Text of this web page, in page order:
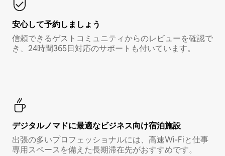
安心して予約しましょう
信頼できるゲストコミュニティからのレビューを確認で
き、24時間365日対応のサポートも付いています。
デジタルノマド⁠に最⁠適⁠なビ⁠ジ⁠ネ⁠ス⁠向⁠け宿⁠泊⁠施⁠設
出張の多いプロフェッショナルには、高速Wi-Fiと仕事
専用スペースを備えた長期滞在先がおすすめです。